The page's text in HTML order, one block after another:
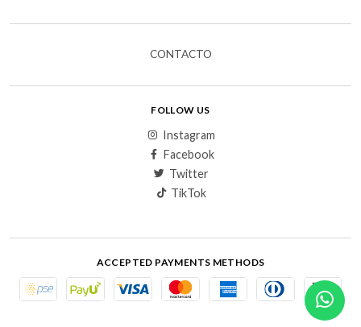
CONTACTO
FOLLOW US
Instagram
Facebook
Twitter
TikTok
ACCEPTED PAYMENTS METHODS